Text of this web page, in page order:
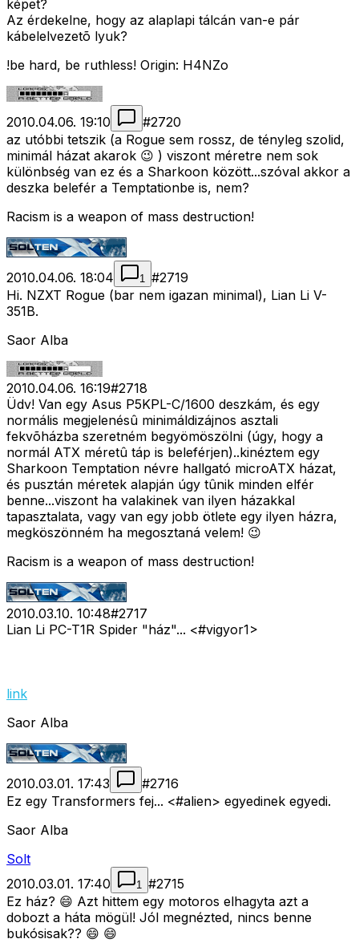
képet?
Az érdekelne, hogy az alaplapi tálcán van-e pár
kábelelvezetõ lyuk?
!be hard, be ruthless! Origin: H4NZo
2010.04.06. 19:10 #2720
az utóbbi tetszik (a Rogue sem rossz, de tényleg szolid,
minimál házat akarok 😉 ) viszont méretre nem sok
különbség van ez és a Sharkoon között...szóval akkor a
deszka belefér a Temptationbe is, nem?
Racism is a weapon of mass destruction!
2010.04.06. 18:04 1 #2719
Hi. NZXT Rogue (bar nem igazan minimal), Lian Li V-
351B.
Saor Alba
2010.04.06. 16:19#2718
Üdv! Van egy Asus P5KPL-C/1600 deszkám, és egy
normális megjelenésû minimáldizájnos asztali
fekvõházba szeretném begyömöszölni (úgy, hogy a
normál ATX méretû táp is beleférjen)..kinéztem egy
Sharkoon Temptation névre hallgató microATX házat,
és pusztán méretek alapján úgy tûnik minden elfér
benne...viszont ha valakinek van ilyen házakkal
tapasztalata, vagy van egy jobb ötlete egy ilyen házra,
megköszönném ha megosztaná velem! 😉
Racism is a weapon of mass destruction!
2010.03.10. 10:48#2717
Lian Li PC-T1R Spider "ház"... <#vigyor1>
link
Saor Alba
2010.03.01. 17:43 #2716
Ez egy Transformers fej... <#alien> egyedinek egyedi.
Saor Alba
Solt
2010.03.01. 17:40
1 #2715
Ez ház? 😄 Azt hittem egy motoros elhagyta azt a
dobozt a háta mögül! Jól megnézted, nincs benne
bukósisak?? 😄 😄